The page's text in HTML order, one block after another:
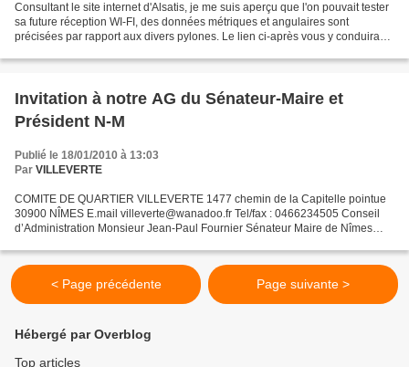
Consultant le site internet d'Alsatis, je me suis aperçu que l'on pouvait tester
sa future réception WI-FI, des données métriques et angulaires sont
précisées par rapport aux divers pylones. Le lien ci-après vous y conduira
Invitation à notre AG du Sénateur-Maire et
Président N-M
Publié le 18/01/2010 à 13:03
Par VILLEVERTE
COMITE DE QUARTIER VILLEVERTE 1477 chemin de la Capitelle pointue
30900 NÎMES E.mail villeverte@wanadoo.fr Tel/fax : 0466234505 Conseil
d’Administration Monsieur Jean-Paul Fournier Sénateur Maire de Nîmes
< Page précédente Page suivante >
Hébergé par Overblog
Top articles